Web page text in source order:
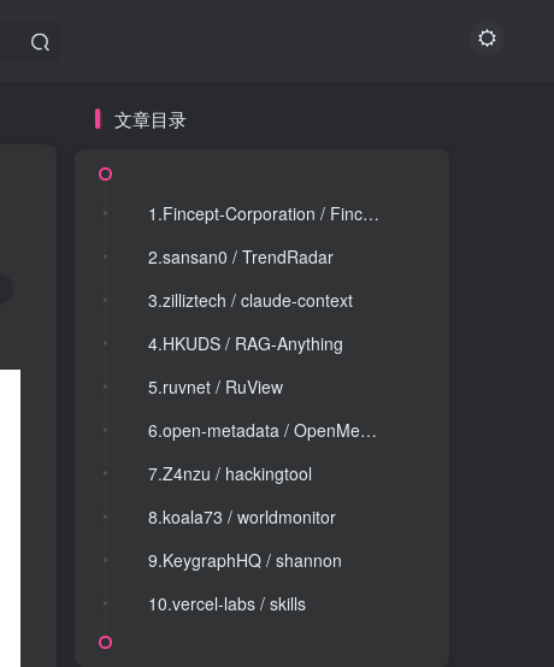
文章目录
1.Fincept-Corporation / FinceptTerminal
2.sansan0 / TrendRadar
3.zilliztech / claude-context
4.HKUDS / RAG-Anything
5.ruvnet / RuView
6.open-metadata / OpenMetadata
7.Z4nzu / hackingtool
8.koala73 / worldmonitor
9.KeygraphHQ / shannon
10.vercel-labs / skills
文章目录
1.Fincept-Corporation / FinceptTerminal
2.sansan0 / TrendRadar
3.zilliztech / claude-context
4.HKUDS / RAG-Anything
5.ruvnet / RuView
6.open-metadata / OpenMetadata
7.Z4nzu / hackingtool
8.koala73 / worldmonitor
9.KeygraphHQ / shannon
10.vercel-labs / skills